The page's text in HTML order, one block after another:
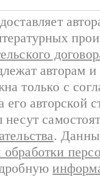
авторам
только с
его авторской
несут
.